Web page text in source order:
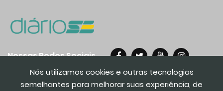
Nós utilizamos cookies e outras tecnologias
semelhantes para melhorar suas experiência, de
Nossas Redes Sociais